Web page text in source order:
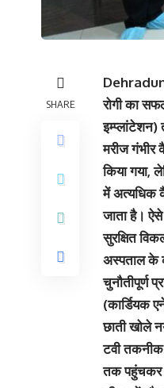
SHARE
रोगी का
इम्प्लांटेशन)
मरीज गंभीर
किया गया,
में अत्यधिक
जाता है। ऐसे
सुरक्षित
अस्पताल के
चुनौतीपूर्ण
(कार्डियक
छाती खोले
टवी तकनीक
तक पहुंचकर